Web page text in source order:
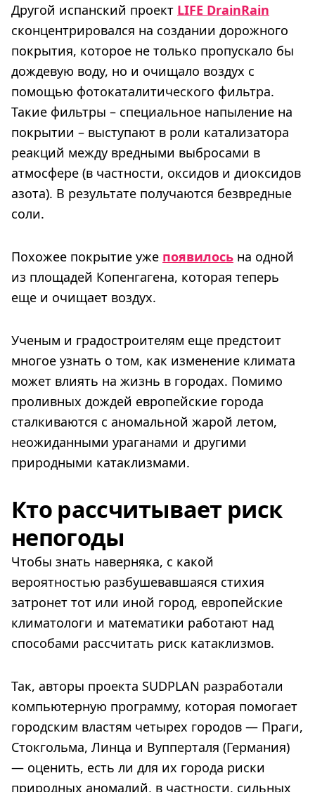
Другой испанский проект LIFE DrainRain
сконцентрировался на создании дорожного
покрытия, которое не только пропускало бы
дождевую воду, но и очищало воздух с
помощью фотокаталитического фильтра.
Такие фильтры – специальное напыление на
покрытии – выступают в роли катализатора
реакций между вредными выбросами в
атмосфере (в частности, оксидов и диоксидов
азота). В результате получаются безвредные
соли.
Похожее покрытие уже появилось на одной
из площадей Копенгагена, которая теперь
еще и очищает воздух.
Ученым и градостроителям еще предстоит
многое узнать о том, как изменение климата
может влиять на жизнь в городах. Помимо
проливных дождей европейские города
сталкиваются с аномальной жарой летом,
неожиданными ураганами и другими
природными катаклизмами.
Кто рассчитывает риск
непогоды
Чтобы знать наверняка, с какой
вероятностью разбушевавшаяся стихия
затронет тот или иной город, европейские
климатологи и математики работают над
способами рассчитать риск катаклизмов.
Так, авторы проекта SUDPLAN разработали
компьютерную программу, которая помогает
городским властям четырех городов — Праги,
Стокгольма, Линца и Вупперталя (Германия)
— оценить, есть ли для их города риски
природных аномалий, в частности, сильных